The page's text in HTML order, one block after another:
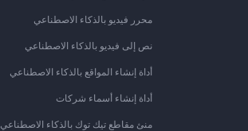
محرر فيديو بالذكاء الاصطناعي
نص إلى فيديو بالذكاء الاصطناعي
أداة إنشاء المواقع بالذكاء الاصطناعي
أداة إنشاء أسماء شركات
منئ مقاطع تيك توك بالذكاء الاصطناعي